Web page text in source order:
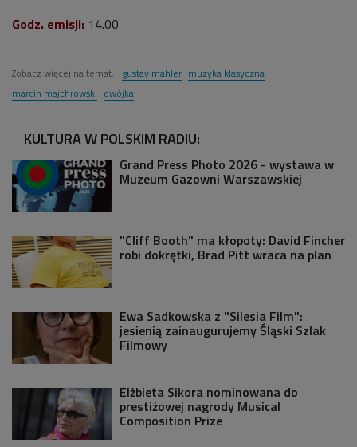
Godz. emisji: 14.00
Zobacz więcej na temat: gustav mahler muzyka klasyczna
marcin majchrowski dwójka
KULTURA W POLSKIM RADIU:
Grand Press Photo 2026 - wystawa w
Muzeum Gazowni Warszawskiej
"Cliff Booth" ma kłopoty: David Fincher
robi dokrętki, Brad Pitt wraca na plan
Ewa Sadkowska z "Silesia Film":
jesienią zainaugurujemy Śląski Szlak
Filmowy
Elżbieta Sikora nominowana do
prestiżowej nagrody Musical
Composition Prize